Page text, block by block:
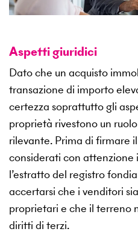
Aspetti giuridici
Dato che un acquisto
transazione di importo
certezza soprattutto gli
proprietà rivestono un
rilevante. Prima di firmare
considerati con
l’estratto del registro
accertarsi che i venditori
proprietari e che il terreno
diritti di terzi.